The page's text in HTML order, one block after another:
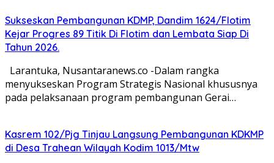
Sukseskan Pembangunan KDMP, Dandim 1624/Flotim
Kejar Progres 89 Titik Di Flotim dan Lembata Siap Di
Tahun 2026.
Larantuka, Nusantaranews.co -Dalam rangka
menyukseskan Program Strategis Nasional khususnya
pada pelaksanaan program pembangunan Gerai…
Kasrem 102/Pjg Tinjau Langsung Pembangunan KDKMP
di Desa Trahean Wilayah Kodim 1013/Mtw